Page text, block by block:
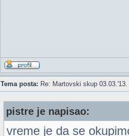
Tema posta: Re: Martovski skup 03.03.'13.
pistre je napisao:
vreme je da se